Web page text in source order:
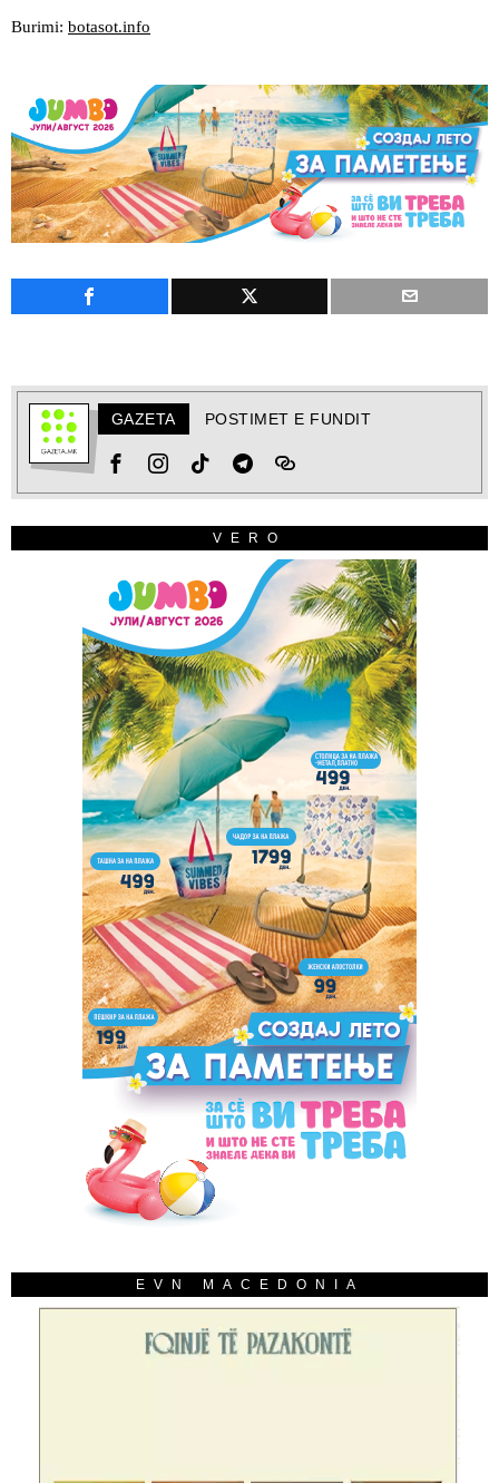
Burimi: botasot.info
GAZETA POSTIMET E FUNDIT
VERO
EVN MACEDONIA